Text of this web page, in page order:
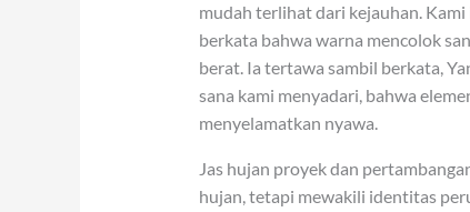
mudah terlihat dari kejauhan.
berkata bahwa warna mencolok
berat. Ia tertawa sambil berkata,
sana kami menyadari, bahwa
menyelamatkan nyawa.
Jas hujan proyek dan
hujan, tetapi mewakili identitas